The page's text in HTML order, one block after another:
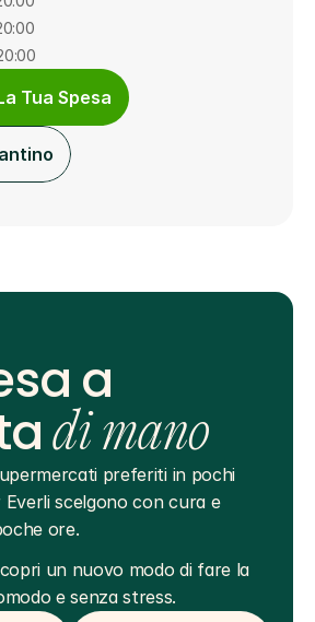
Tua Spesa
a
di mano
preferiti in pochi
scelgono con cura e
ore.
un nuovo modo di fare la
e senza stress.